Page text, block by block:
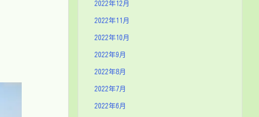
2022年12月
2022年11月
2022年10月
2022年9月
2022年8月
2022年7月
2022年6月